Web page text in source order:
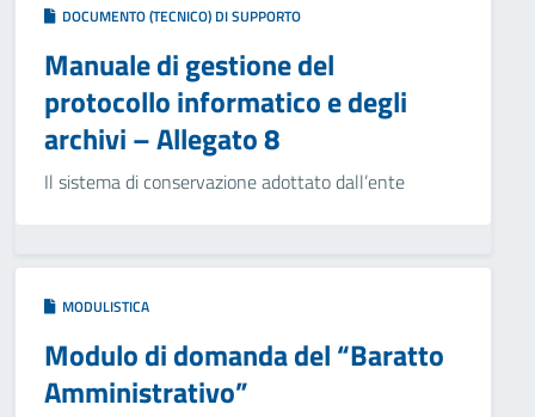
DOCUMENTO (TECNICO) DI SUPPORTO
Manuale di gestione del
protocollo informatico e degli
archivi – Allegato 8
Il sistema di conservazione adottato dall’ente
MODULISTICA
Modulo di domanda del “Baratto
Amministrativo”